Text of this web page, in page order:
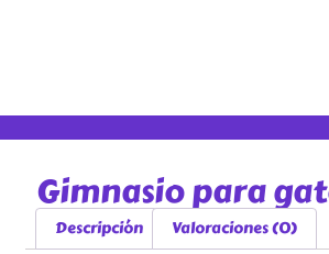
Gimnasio para
Descripción Valoraciones (0)